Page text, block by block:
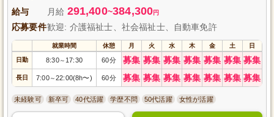
給与 月給 291,400~384,300円
応募要件歓迎: 介護福祉士、社会福祉士、自動車免許
就業時間 休憩 月 火 水 木 金 土 日
日勤 8:30～ 17:30 60分 募集 募集 募集 募集 募集 募集 募集
長日 7:00～22:00(8h〜) 60分 募集 募集 募集 募集 募集 募集 募集
未経験可 新卒可 40代活躍 学歴不問 50代活躍 女性が活躍